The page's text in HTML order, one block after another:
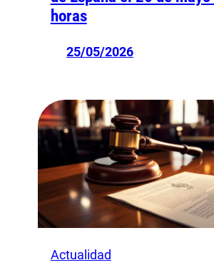
horas
25/05/2026
Actualidad